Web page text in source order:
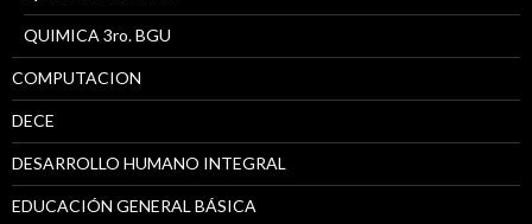
QUIMICA 3ro. BGU
COMPUTACION
DECE
DESARROLLO HUMANO INTEGRAL
EDUCACIÓN GENERAL BÁSICA